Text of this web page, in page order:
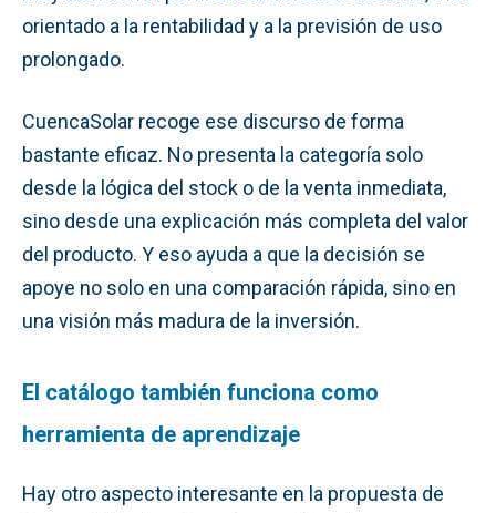
orientado a la rentabilidad y a la previsión de uso
prolongado.
CuencaSolar recoge ese discurso de forma
bastante eficaz. No presenta la categoría solo
desde la lógica del stock o de la venta inmediata,
sino desde una explicación más completa del valor
del producto. Y eso ayuda a que la decisión se
apoye no solo en una comparación rápida, sino en
una visión más madura de la inversión.
El catálogo también funciona como
herramienta de aprendizaje
Hay otro aspecto interesante en la propuesta de